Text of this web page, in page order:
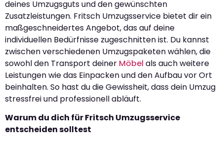
deines Umzugsguts und den gewünschten
Zusatzleistungen. Fritsch Umzugsservice bietet dir ein
maßgeschneidertes Angebot, das auf deine
individuellen Bedürfnisse zugeschnitten ist. Du kannst
zwischen verschiedenen Umzugspaketen wählen, die
sowohl den Transport deiner Möbel als auch weitere
Leistungen wie das Einpacken und den Aufbau vor Ort
beinhalten. So hast du die Gewissheit, dass dein Umzug
stressfrei und professionell abläuft.
Warum du dich für Fritsch Umzugsservice
entscheiden solltest